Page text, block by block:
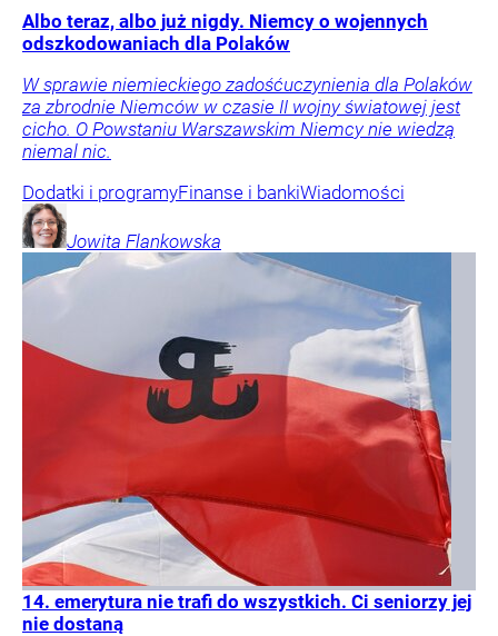
Albo teraz, albo już nigdy. Niemcy o wojennych
odszkodowaniach dla Polaków
W sprawie niemieckiego zadośćuczynienia dla Polaków
za zbrodnie Niemców w czasie II wojny światowej jest
cicho. O Powstaniu Warszawskim Niemcy nie wiedzą
niemal nic.
Dodatki i programyFinanse i bankiWiadomości
Jowita Flankowska
14. emerytura nie trafi do wszystkich. Ci seniorzy jej
nie dostaną